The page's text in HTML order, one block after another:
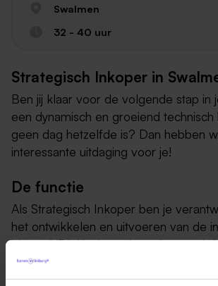
Swalmen
32 - 40 uur
Strategisch Inkoper in
Ben jij klaar voor de volgende stap in
een dynamisch en groeiend
geen dag hetzelfde is? Dan hebben
interessante uitdaging voor je!
De functie
Als Strategisch Inkoper ben je
het ontwikkelen en uitvoeren van de
binnen VDL Konings. Je verkent
leveranciersmarkt, selecteert en
leveranciers en onderhandelt over de